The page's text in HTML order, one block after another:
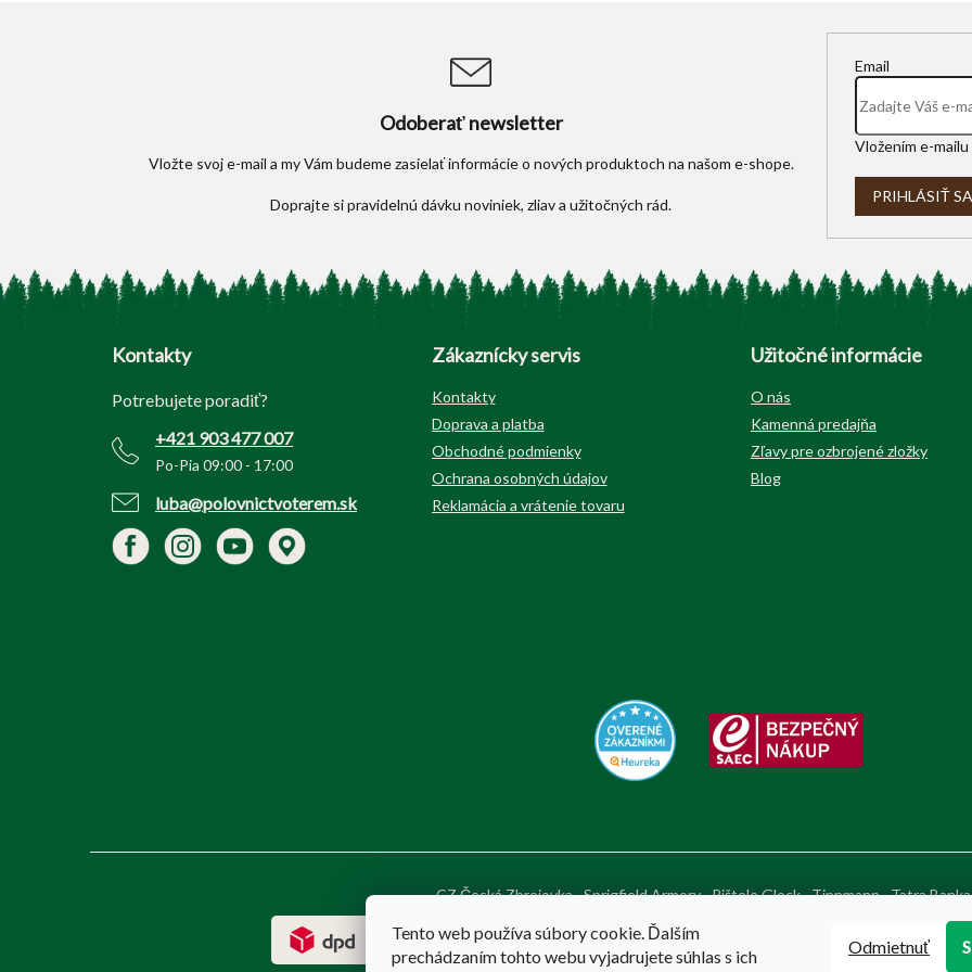
Tento web používa súbory cookie. Ďalším
prechádzaním tohto webu vyjadrujete súhlas s ich
Odmietnuť
Odoberať newsletter
Vložte svoj e-mail a my Vám budeme zasielať informácie o nových produktoch na našom e-shope.
Email
Vložením e-
PRIHLÁSIŤ SA
Z
Kontakty
Potrebujete poradiť?
+421 903 477 007
Po-Pia 09:00 - 17:00
luba@polovnictvoterem.sk
Zákaznícky servis
Kontakty
Doprava a platba
Obchodné podmienky
Ochrana osobných údajov
Reklamácia a vrátenie tovaru
Užitočné informácie
O nás
Kamenná predajňa
Zľavy pre ozbrojené zložky
Blog
CZ Česká Zbrojovka Sprigfield Armory Pištole Glock Tippmann Tatra